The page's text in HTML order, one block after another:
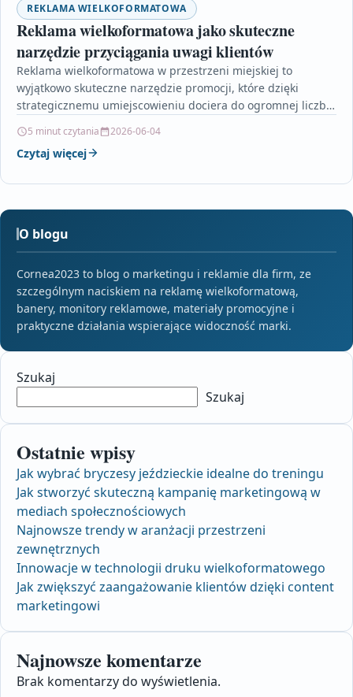
REKLAMA WIELKOFORMATOWA
Reklama wielkoformatowa jako skuteczne
narzędzie przyciągania uwagi klientów
Reklama wielkoformatowa w przestrzeni miejskiej to
wyjątkowo skuteczne narzędzie promocji, które dzięki
strategicznemu umiejscowieniu dociera do ogromnej liczby
rozpoznawalność…
5 minut czytania 2026-06-04
Czytaj więcej
O blogu
Cornea2023 to blog o marketingu i reklamie dla firm, ze
szczególnym naciskiem na reklamę wielkoformatową,
banery, monitory reklamowe, materiały promocyjne i
praktyczne działania wspierające widoczność marki.
Szukaj
Szukaj
Ostatnie wpisy
Jak wybrać bryczesy jeździeckie idealne do treningu
Jak stworzyć skuteczną kampanię marketingową w
mediach społecznościowych
Najnowsze trendy w aranżacji przestrzeni
zewnętrznych
Innowacje w technologii druku wielkoformatowego
Jak zwiększyć zaangażowanie klientów dzięki content
marketingowi
Najnowsze komentarze
Brak komentarzy do wyświetlenia.